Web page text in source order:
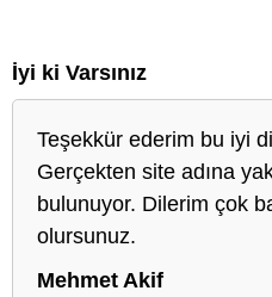
İyi ki Varsınız
Teşekkür ederim bu iyi
Gerçekten site adına
bulunuyor. Dilerim çok
olursunuz.
Mehmet Akif